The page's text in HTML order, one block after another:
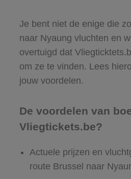
Je bent niet de enige die
naar Nyaung vluchten en
overtuigd dat
om ze te vinden. Lees
jouw voordelen.
De voordelen van
Vliegtickets.be?
Actuele prijzen en
route Brussel naar